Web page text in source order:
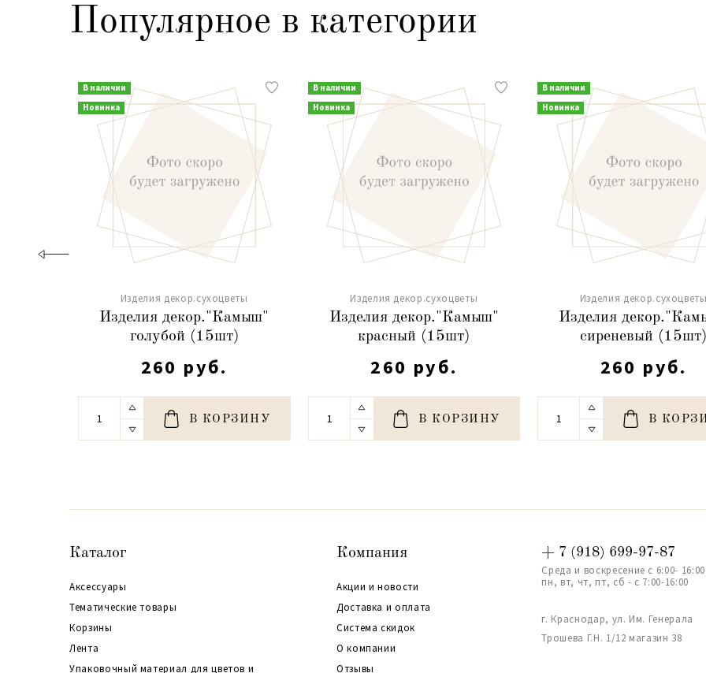
Популярное в категории
В наличии
Новинка
Изделия декор.сухоцветы
Изделия декор."Камыш"
голубой (15шт)
260 руб.
В КОРЗИНУ
В наличии
Новинка
Изделия декор.сухоцветы
Изделия декор."Камыш"
красный (15шт)
260 руб.
В КОРЗИНУ
В наличии
Новинка
Изделия декор.сухоцветы
Изделия
сиреневый (15шт)
260 руб.
В
Каталог
Аксессуары
Тематические товары
Корзины
Лента
Упаковочный материал для цветов и
Компания
Акции и новости
Доставка и оплата
Система скидок
О компании
Отзывы
+ 7 (918) 699-97-87
Среда и воскресение с 6:00-
пн, вт, чт, пт, сб - с 7:00-16:00
г. Краснодар, ул. Им. Генерала
Трошева Г.Н. 1/12 магазин 38